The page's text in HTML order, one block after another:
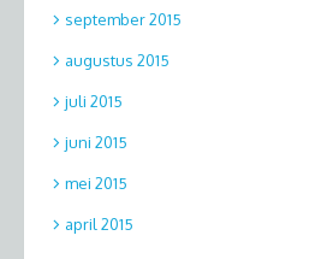
september 2015
augustus 2015
juli 2015
juni 2015
mei 2015
april 2015